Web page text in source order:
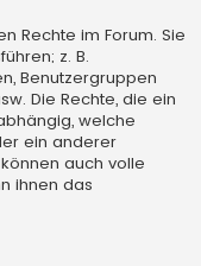
Rechte im Forum. Sie
z. B.
Benutzergruppen
Die Rechte, die ein
welche
ein anderer
auch volle
ihnen das